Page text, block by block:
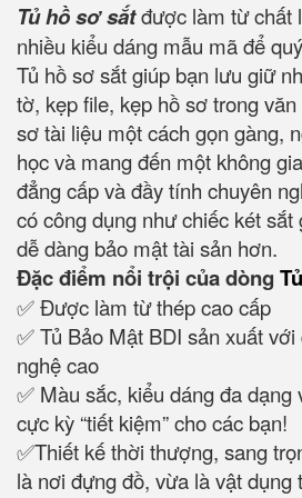
Tủ hồ sơ sắtđược làm từ chất
nhiều kiểu dáng mẫu mã để
Tủ hồ sơ sắt giúp bạn lưu giữ
tờ, kẹp file, kẹp hồ sơ trong
sơ tài liệu một cách gọn gàng,
học và mang đến một không
đẳng cấp và đầy tính chuyên
có công dụng như chiếc két
dễ dàng bảo mật tài sản hơn.
Đặc điểm nổi trội của dòng
✅ Được làm từ thép cao cấp
✅ Tủ Bảo Mật BDI sản xuất
nghệ cao
✅ Màu sắc, kiểu dáng đa dạng
cực kỳ “tiết kiệm” cho các bạn!
✅Thiết kế thời thượng, sang
là nơi đựng đồ, vừa là vật dụng